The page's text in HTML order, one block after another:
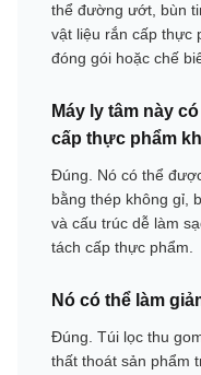
thể đường ướt, bùn
vật liệu rắn cấp thực
đóng gói hoặc chế
Máy ly tâm này
cấp thực phẩm
Đúng. Nó có thể
bằng thép không gỉ,
và cấu trúc dễ làm
tách cấp thực phẩm.
Nó có thể làm
Đúng. Túi lọc thu
thất thoát sản phẩm